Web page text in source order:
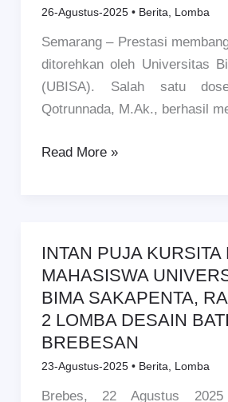
26-Agustus-2025 • Berita, Lomba
Semarang – Prestasi
ditorehkan oleh Universitas
(UBISA). Salah satu
Qotrunnada, M.Ak., berhasil
1
Wanita
Muslimah
Indonesia
Jawa
Siap
Read More »
INTAN PUJA KURSITA
MAHASISWA
BIMA SAKAPENTA,
2 LOMBA DESAIN
BREBESAN
23-Agustus-2025 • Berita Lomba
Brebes, 22 Agustus
INTAN
PUJA
KURSITA
HALONG,
MAHASISWA
UNIVERSITAS